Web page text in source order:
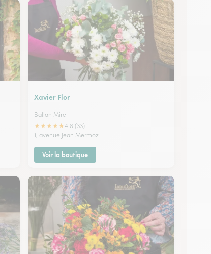
Xavier Flor
Ballan Mire
★★★★★4.8 (33)
1, avenue Jean Mermoz
Voir la boutique